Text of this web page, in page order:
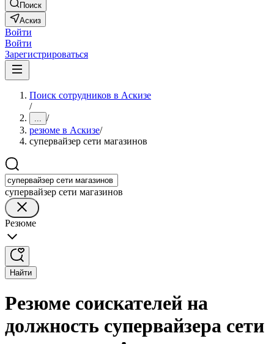
Поиск
Аскиз
Войти
Войти
Зарегистрироваться
Поиск сотрудников в Аскизе
/
... /
резюме в Аскизе/
супервайзер сети магазинов
супервайзер сети магазинов
Резюме
Найти
Резюме соискателей на
должность супервайзера сети